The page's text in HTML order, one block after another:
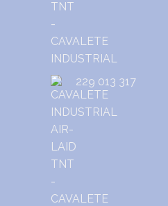
229 013 317